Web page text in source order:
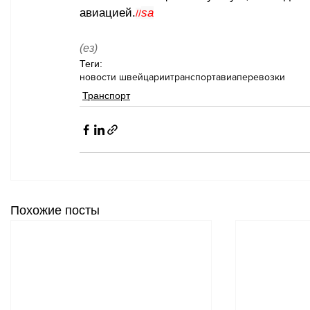
авиацией.//sa
(ез)
Теги:
новости швейцариитранспортавиаперевозки
Транспорт
Похожие посты